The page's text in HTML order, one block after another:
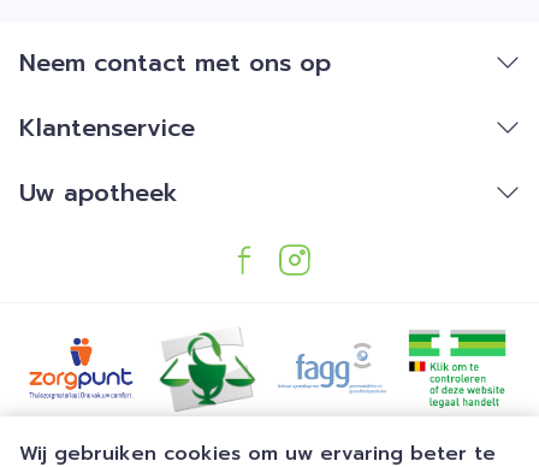
Wij gebruiken cookies om uw ervaring beter te
Neem contact met ons op
Klantenservice
Uw apotheek
Juridische links